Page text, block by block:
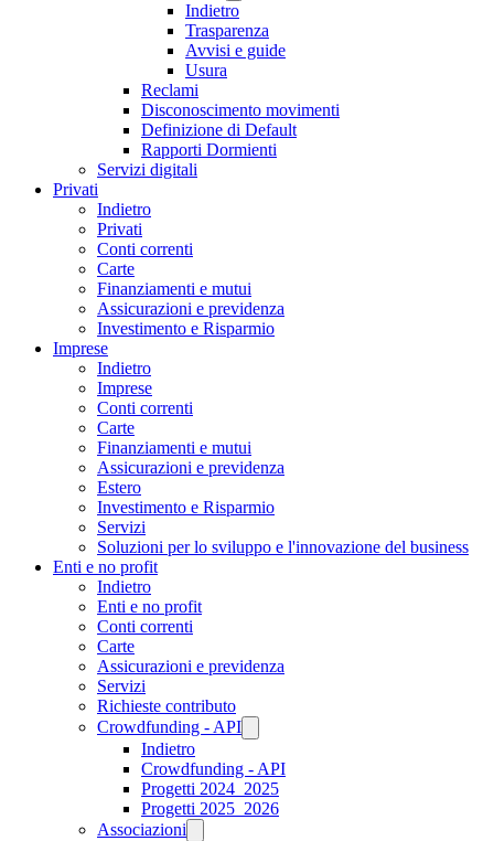
Indietro
Trasparenza
Avvisi e guide
Usura
Reclami
Disconoscimento movimenti
Definizione di Default
Rapporti Dormienti
Servizi digitali
Privati
Indietro
Privati
Conti correnti
Carte
Finanziamenti e mutui
Assicurazioni e previdenza
Investimento e Risparmio
Imprese
Indietro
Imprese
Conti correnti
Carte
Finanziamenti e mutui
Assicurazioni e previdenza
Estero
Investimento e Risparmio
Servizi
Soluzioni per lo sviluppo e l'innovazione del business
Enti e no profit
Indietro
Enti e no profit
Conti correnti
Carte
Assicurazioni e previdenza
Servizi
Richieste contributo
Crowdfunding - API
Indietro
Crowdfunding - API
Progetti 2024_2025
Progetti 2025_2026
Associazioni